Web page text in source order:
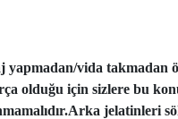
yapmadan/vida takmadan
olduğu için sizlere bu
jelatinleri